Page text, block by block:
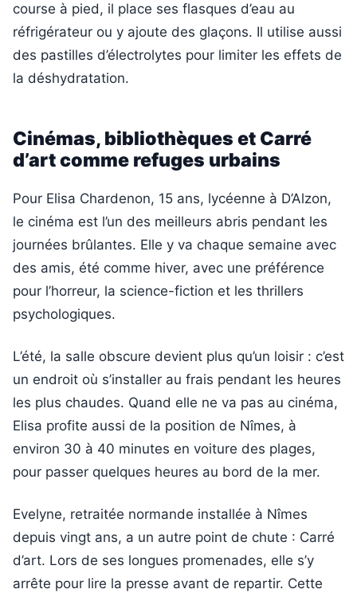
course à pied, il place ses flasques d’eau au
réfrigérateur ou y ajoute des glaçons. Il utilise aussi
des pastilles d’électrolytes pour limiter les effets de
la déshydratation.
Cinémas, bibliothèques et Carré
d’art comme refuges urbains
Pour Elisa Chardenon, 15 ans, lycéenne à D’Alzon,
le cinéma est l’un des meilleurs abris pendant les
journées brûlantes. Elle y va chaque semaine avec
des amis, été comme hiver, avec une préférence
pour l’horreur, la science-fiction et les thrillers
psychologiques.
L’été, la salle obscure devient plus qu’un loisir : c’est
un endroit où s’installer au frais pendant les heures
les plus chaudes. Quand elle ne va pas au cinéma,
Elisa profite aussi de la position de Nîmes, à
environ 30 à 40 minutes en voiture des plages,
pour passer quelques heures au bord de la mer.
Evelyne, retraitée normande installée à Nîmes
depuis vingt ans, a un autre point de chute : Carré
d’art. Lors de ses longues promenades, elle s’y
arrête pour lire la presse avant de repartir. Cette